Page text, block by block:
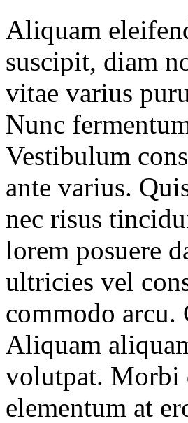
Aliquam
suscipit, diam
vitae varius
Nunc
Vestibulum
ante varius.
nec risus
lorem posuere
ultricies vel
commodo
Aliquam
volutpat. Morbi
elementum at